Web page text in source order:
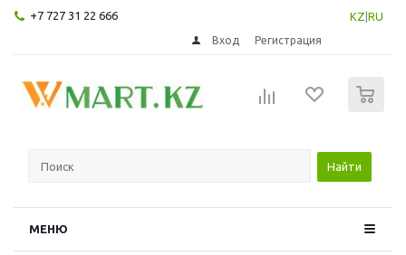
+7 727 31 22 666 KZ RU
Вход Регистрация
Найти
МЕНЮ